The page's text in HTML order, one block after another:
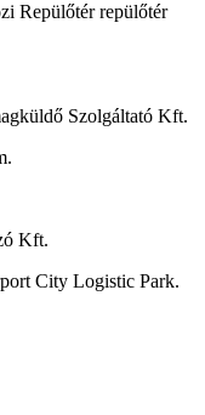
Repülőtér repülőtér
Szolgáltató Kft.
Kft.
City Logistic Park.